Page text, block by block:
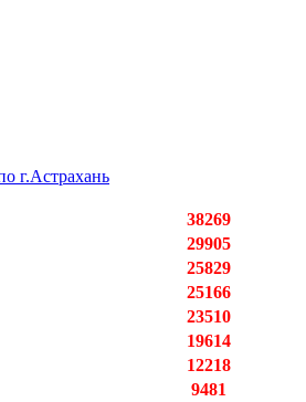
38269
29905
25829
25166
23510
19614
12218
9481